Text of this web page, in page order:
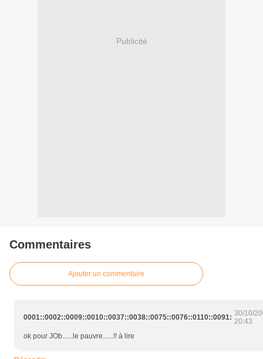
Publicité
Commentaires
Ajouter un commentaire
0001::0002::0009::0010::0037::0038::0075::0076::0110::0091: 30/10/
20:43
ok pour JOb......le pauvre......!! à lire